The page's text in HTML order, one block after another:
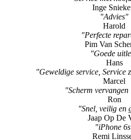
Inge
"Advies"
Harold
"Perfecte
Pim Van
"Goede
Hans
"Geweldige service, Service
Marcel
"Scherm
Ron
"Snel, veilig en
Jaap Op De
"iPhone
Remi